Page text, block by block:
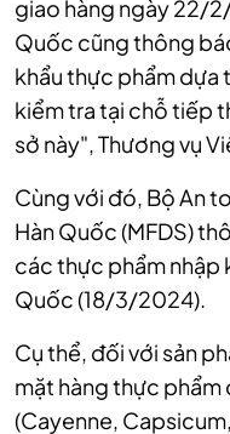
giao hàng ngày 22/
Quốc cũng thông
khẩu thực phẩm dựa
kiểm tra tại chỗ tiếp
sở này", Thương vụ
Cùng với đó, Bộ An
Hàn Quốc (MFDS)
các thực phẩm nhập
Quốc (18/3/2024).
Cụ thể, đối với sản
mặt hàng thực phẩm
(Cayenne,